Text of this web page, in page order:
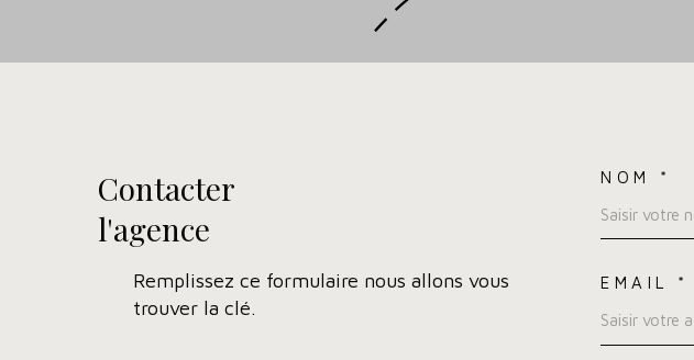
Contacter
l'agence
Remplissez ce formulaire nous allons vous
trouver la clé.
NOM *
EMAIL *